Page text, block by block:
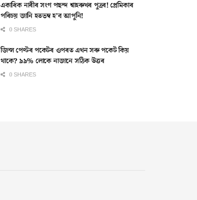
একাধিক নাৰীৰ সংগ পছন্দ শ্বাহৰুখৰ পুত্ৰৰ! প্ৰেমিকাৰ
পৰিচয় জানি হতভম্ব হ’ব আপুনি!
0 SHARES
জিন্স পেণ্টৰ পকেটৰ ওপৰত এখন সৰু পকেট কিয়
থাকে? ৯৯% লোকে নাজানে সঠিক উত্তৰ
0 SHARES